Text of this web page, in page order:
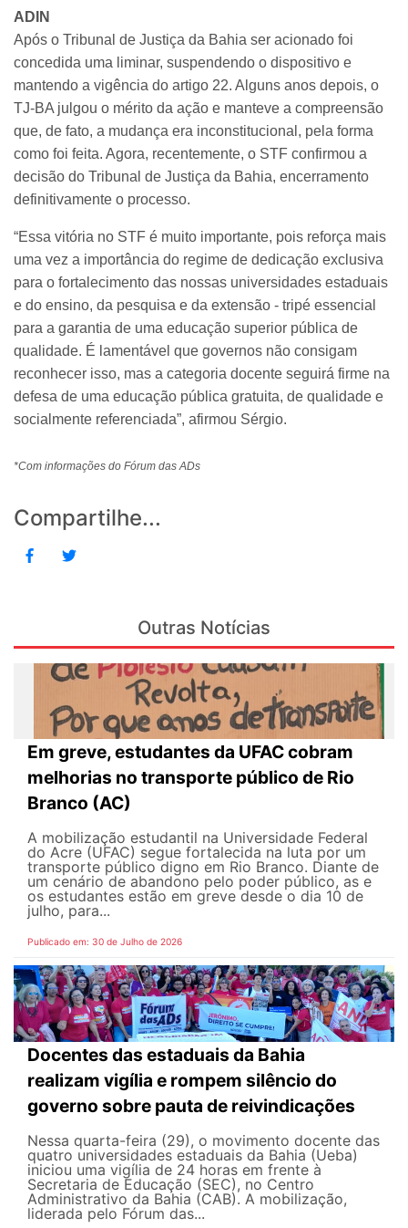
ADIN
Após o Tribunal de Justiça da Bahia ser acionado foi
concedida uma liminar, suspendendo o dispositivo e
mantendo a vigência do artigo 22. Alguns anos depois, o
TJ-BA julgou o mérito da ação e manteve a compreensão
que, de fato, a mudança era inconstitucional, pela forma
como foi feita. Agora, recentemente, o STF confirmou a
decisão do Tribunal de Justiça da Bahia, encerramento
definitivamente o processo.
“Essa vitória no STF é muito importante, pois reforça mais
uma vez a importância do regime de dedicação exclusiva
para o fortalecimento das nossas universidades estaduais
e do ensino, da pesquisa e da extensão - tripé essencial
para a garantia de uma educação superior pública de
qualidade. É lamentável que governos não consigam
reconhecer isso, mas a categoria docente seguirá firme na
defesa de uma educação pública gratuita, de qualidade e
socialmente referenciada”, afirmou Sérgio.
*Com informações do Fórum das ADs
Compartilhe...
Outras Notícias
Em greve, estudantes da UFAC cobram
melhorias no transporte público de Rio
Branco (AC)
A mobilização estudantil na Universidade Federal
do Acre (UFAC) segue fortalecida na luta por um
transporte público digno em Rio Branco. Diante de
um cenário de abandono pelo poder público, as e
os estudantes estão em greve desde o dia 10 de
julho, para...
Publicado em: 30 de Julho de 2026
Docentes das estaduais da Bahia
realizam vigília e rompem silêncio do
governo sobre pauta de reivindicações
Nessa quarta-feira (29), o movimento docente das
quatro universidades estaduais da Bahia (Ueba)
iniciou uma vigília de 24 horas em frente à
Secretaria de Educação (SEC), no Centro
Administrativo da Bahia (CAB). A mobilização,
liderada pelo Fórum das...